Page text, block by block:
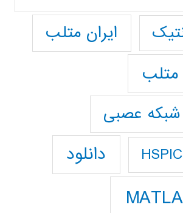
ایران متلب
متلب
شبکه عصبی
دانلود